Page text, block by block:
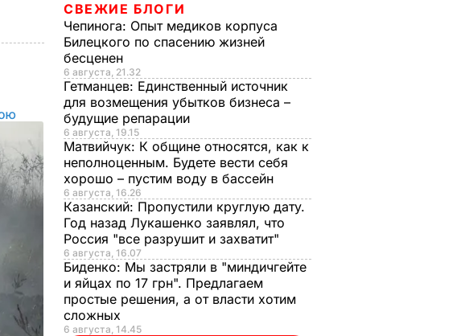
СВЕЖИЕ БЛОГИ
Чепинога: Опыт медиков корпуса
Билецкого по спасению жизней
бесценен
6 августа, 21.32
Гетманцев: Единственный источник
для возмещения убытков бизнеса –
будущие репарации
6 августа, 19.15
Матвийчук: К общине относятся, как к
неполноценным. Будете вести себя
хорошо – пустим воду в бассейн
6 августа, 16.26
Казанский: Пропустили круглую дату.
Год назад Лукашенко заявлял, что
Россия "все разрушит и захватит"
6 августа, 16.07
Биденко: Мы застряли в "миндичгейте
и яйцах по 17 грн". Предлагаем
простые решения, а от власти хотим
сложных
6 августа, 14.45